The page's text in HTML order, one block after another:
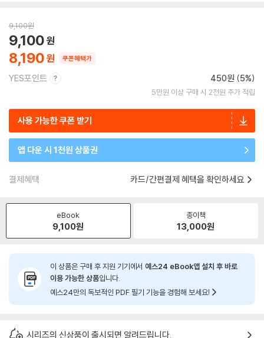
9,100원
8,190
9,100
쿠폰혜택가
YES포인트 450원 (5%)
5만원 이상 구매 시 2천원 추가 적립
사용 가능한 쿠폰 받기
앱 다운 시 1천원 상품권
결제혜택 카드/간편결제 혜택을 확인하세요
eBook
9,100원
종이책
13,000원
이 상품은 구매 후 지원 기기에서 예스24 eBook앱 설치 후 바로
이용 가능한 상품입니다.
예스24만의 독보적인 PDF 필기 기능을 경험해 보세요!
시리즈의 신상품이 출시되면 알려드립니다.